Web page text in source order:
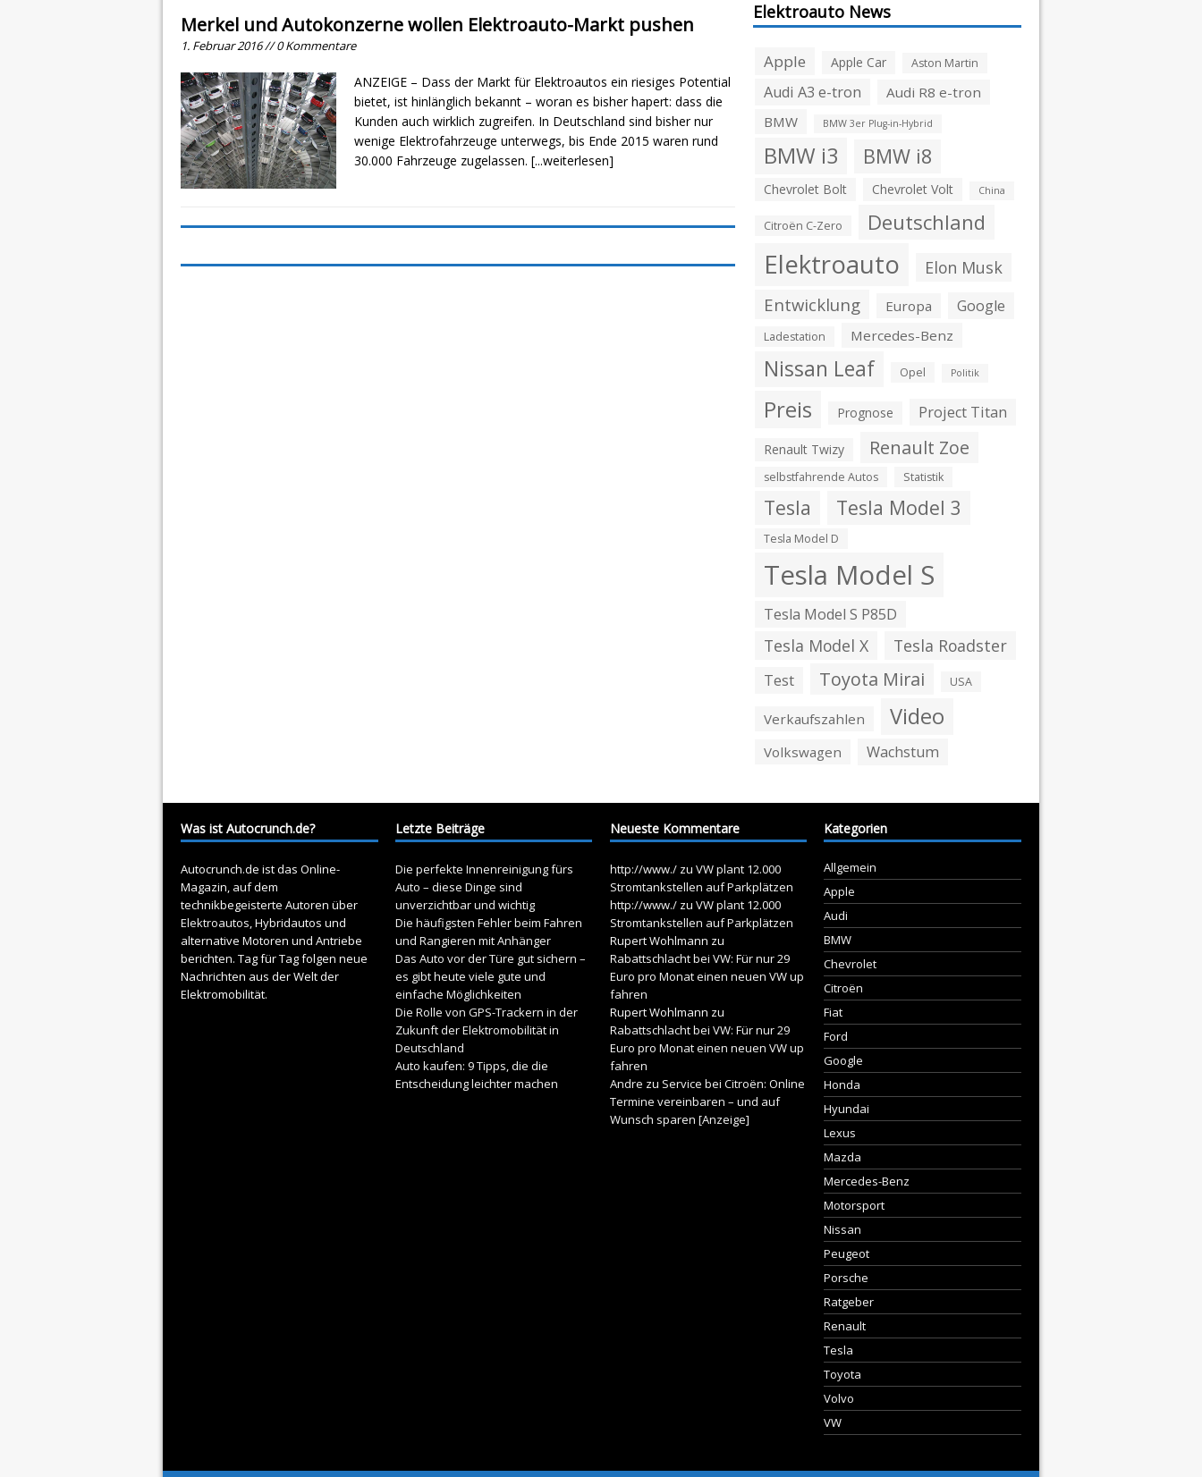
Merkel und Autokonzerne wollen Elektroauto-Markt pushen
1. Februar 2016 // 0 Kommentare
ANZEIGE – Dass der Markt für Elektroautos ein riesiges Potential
bietet, ist hinlänglich bekannt – woran es bisher hapert: dass die
Kunden auch wirklich zugreifen. In Deutschland sind bisher nur
wenige Elektrofahrzeuge unterwegs, bis Ende 2015 waren rund
30.000 Fahrzeuge zugelassen. [...weiterlesen]
Elektroauto News
Apple Apple Car Aston Martin
Audi A3 e-tron
Audi R8 e-tron
BMW
BMW 3er Plug-in-Hybrid
BMW i3 BMW i8
Chevrolet Bolt Chevrolet Volt China
Citroën C-Zero Deutschland
Elektroauto Elon Musk
Entwicklung Europa Google
Ladestation Mercedes-Benz
Nissan Leaf Opel Politik
Preis Prognose Project Titan
Renault Twizy Renault Zoe
selbstfahrende Autos Statistik
Tesla Tesla Model 3
Tesla Model D
Tesla Model S
Tesla Model S P85D
Tesla Model X Tesla Roadster
Test Toyota Mirai USA
Verkaufszahlen Video
Volkswagen Wachstum
Was ist Autocrunch.de?
Autocrunch.de ist das Online-
Magazin, auf dem
technikbegeisterte Autoren über
Elektroautos, Hybridautos und
alternative Motoren und Antriebe
berichten. Tag für Tag folgen neue
Nachrichten aus der Welt der
Elektromobilität.
Letzte Beiträge
Die perfekte Innenreinigung fürs
Auto – diese Dinge sind
unverzichtbar und wichtig
Die häufigsten Fehler beim Fahren
und Rangieren mit Anhänger
Das Auto vor der Türe gut sichern –
es gibt heute viele gute und
einfache Möglichkeiten
Die Rolle von GPS-Trackern in der
Zukunft der Elektromobilität in
Deutschland
Auto kaufen: 9 Tipps, die die
Entscheidung leichter machen
Neueste Kommentare
http://www./zu VW plant 12.000
Stromtankstellen auf Parkplätzen
http://www./zu VW plant 12.000
Stromtankstellen auf Parkplätzen
Rupert Wohlmann zu
Rabattschlacht bei VW: Für nur 29
Euro pro Monat einen neuen VW up
fahren
Rupert Wohlmann zu
Rabattschlacht bei VW: Für nur 29
Euro pro Monat einen neuen VW up
fahren
Andre zu Service bei Citroën: Online
Termine vereinbaren – und auf
Wunsch sparen [Anzeige]
Kategorien
Allgemein
Apple
Audi
BMW
Chevrolet
Citroën
Fiat
Ford
Google
Honda
Hyundai
Lexus
Mazda
Mercedes-Benz
Motorsport
Nissan
Peugeot
Porsche
Ratgeber
Renault
Tesla
Toyota
Volvo
VW